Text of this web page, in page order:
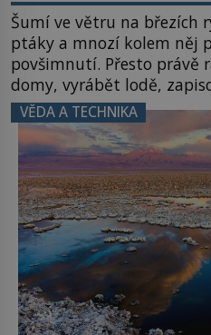
Šumí ve větru na březích
ptáky a mnozí kolem něj
povšimnutí. Přesto právě
domy, vyrábět lodě,
inspiroval řadu pověstí.
užitečná rostlina provází
Většina lidí vnímá rákos
letního koupání. Stačí se
VĚDA A TECHNIKA